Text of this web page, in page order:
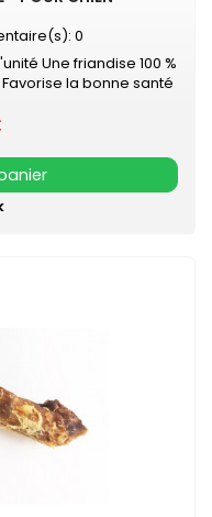
0
Une friandise 100 %
la bonne santé